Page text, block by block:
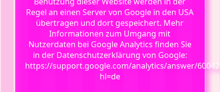
Regel an einen Server von Google in den USA
übertragen und dort gespeichert. Mehr
Informationen zum Umgang mit
Nutzerdaten bei Google Analytics finden Sie
in der Datenschutzerklärung von Google:
https://support.google.com/analytics/answer/
hl=de